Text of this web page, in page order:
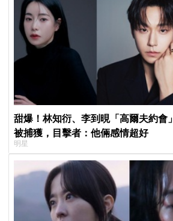
甜爆！林知衍、李到晛「高爾夫約會」
被捕獲，目擊者：他倆感情超好
明星